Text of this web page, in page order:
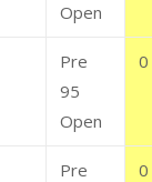
Open
Pre
95
Open
0
Pre
0